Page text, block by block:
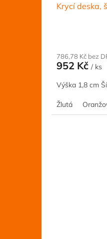
Krycí deska,
786,78 Kč bez
952 Kč / ks
Výška 1,8 cm
Žlutá